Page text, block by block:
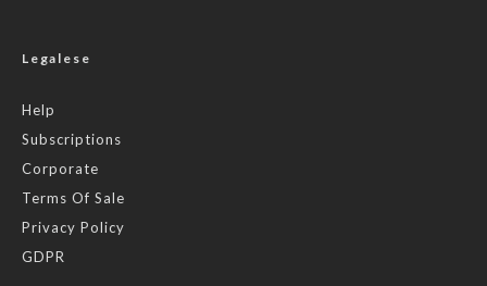
Legalese
Help
Subscriptions
Corporate
Terms Of Sale
Privacy Policy
GDPR